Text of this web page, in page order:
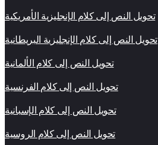
تحويل النص إلى كلام الإنجليزية الأمريكية
تحويل النص إلى كلام الإنجليزية البريطانية
تحويل النص إلى كلام الألمانية
تحويل النص إلى كلام الفرنسية
تحويل النص إلى كلام الإسبانية
تحويل النص إلى كلام الروسية